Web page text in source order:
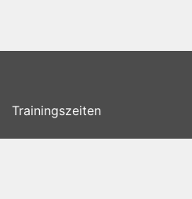
Trainingszeiten